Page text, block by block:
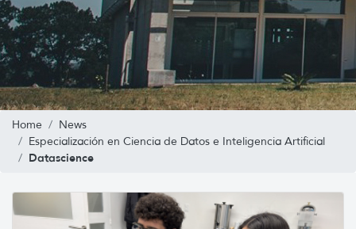
Home
News
Especialización en Ciencia de Datos e Inteligencia Artificial
Datascience